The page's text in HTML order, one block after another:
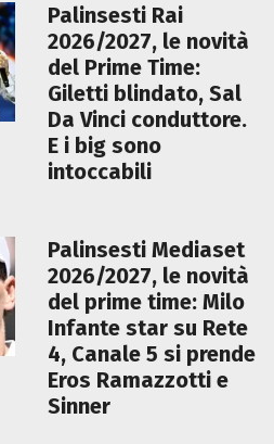
Palinsesti Rai
2026/2027, le novità
del Prime Time:
Giletti blindato, Sal
Da Vinci conduttore.
E i big sono
intoccabili
Palinsesti Mediaset
2026/2027, le novità
del prime time: Milo
Infante star su Rete
4, Canale 5 si prende
Eros Ramazzotti e
Sinner